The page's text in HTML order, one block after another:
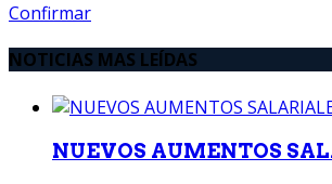
Confirmar
NOTICIAS MAS LEÍDAS
NUEVOS AUMENTOS